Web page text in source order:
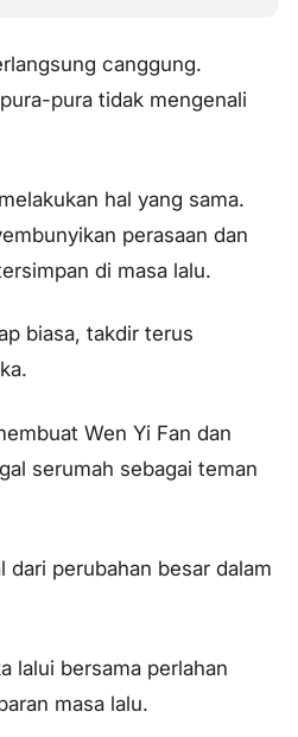
canggung.
pura tidak mengenali
hal yang sama.
perasaan dan
di masa lalu.
biasa, takdir terus
Wen Yi Fan dan
serumah sebagai teman
dari perubahan besar dalam
lalui bersama perlahan
masa lalu.